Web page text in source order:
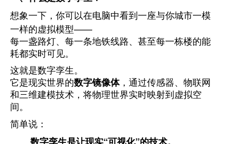
想象一下，你可以在电脑中看到一座与你城市一模
一样的虚拟模型——
每一盏路灯、每一条地铁线路、甚至每一栋楼的能
耗都实时可见。
这就是数字孪生。
它是现实世界的数字镜像体，通过传感器、物联网
和三维建模技术，将物理世界实时映射到虚拟空
间。
简单说：